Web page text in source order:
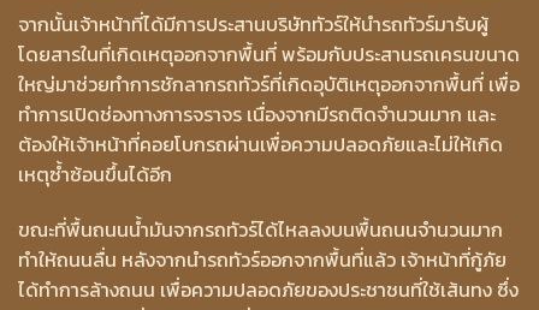
จากนั้นเจ้าหน้าที่ได้มีการประสานบริษัททัวร์ให้นำรถทัวร์มารับผู้
โดยสารในที่เกิดเหตุออกจากพื้นที่ พร้อมกับประสานรถเครนขนาด
ใหญ่มาช่วยทำการชักลากรถทัวร์ที่เกิดอุบัติเหตุออกจากพื้นที่ เพื่อ
ทำการเปิดช่องทางการจราจร เนื่องจากมีรถติดจำนวนมาก และ
ต้องให้เจ้าหน้าที่คอยโบกรถผ่านเพื่อความปลอดภัยและไม่ให้เกิด
เหตุซ้ำซ้อนขึ้นได้อีก
ขณะที่พื้นถนนน้ำมันจากรถทัวร์ได้ไหลลงบนพื้นถนนจำนวนมาก
ทำให้ถนนลื่น หลังจากนำรถทัวร์ออกจากพื้นที่แล้ว เจ้าหน้าที่กู้ภัย
ได้ทำการล้างถนน เพื่อความปลอดภัยของประชาชนที่ใช้เส้นทง ซึ่ง